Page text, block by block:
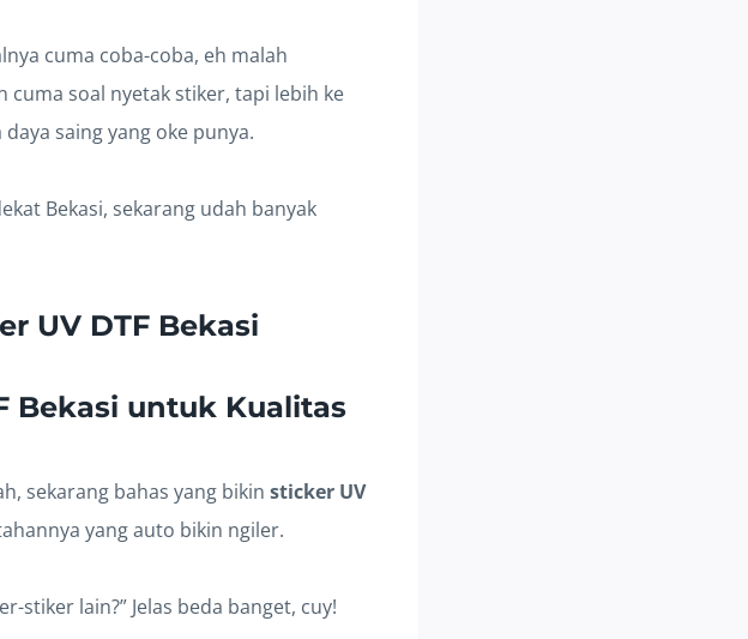
cuma coba-coba, eh malah
cuma soal nyetak stiker, tapi lebih ke
saing yang oke punya.
Bekasi, sekarang udah banyak
UV DTF Bekasi
Bekasi untuk Kualitas
sekarang bahas yang bikin sticker UV
yang auto bikin ngiler.
stiker lain?” Jelas beda banget, cuy!